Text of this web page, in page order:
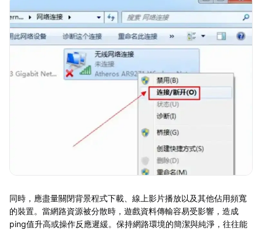
同時，應盡量關閉背景程式下載、線上影片播放以及其他佔用頻寬
的裝置。當網路資源被分散時，遊戲資料傳輸容易受影響，造成
ping值升高或操作反應遲緩。保持網路環境的簡潔與純淨，往往能